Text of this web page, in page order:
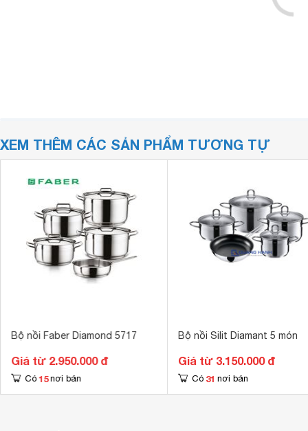
XEM THÊM CÁC SẢN PHẨM TƯƠNG TỰ
Bộ nồi Faber Diamond 5717
Giá từ 2.950.000 đ
Có 15 nơi bán
Bộ nồi Silit Diamant 5 món
Giá từ 3.150.000 đ
Có 31 nơi bán